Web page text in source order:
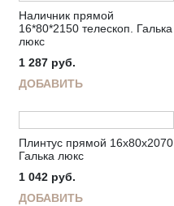
Наличник прямой
16*80*2150 телескоп. Галька
люкс
1 287 руб.
ДОБАВИТЬ
Плинтус прямой 16х80х2070
Галька люкс
1 042 руб.
ДОБАВИТЬ